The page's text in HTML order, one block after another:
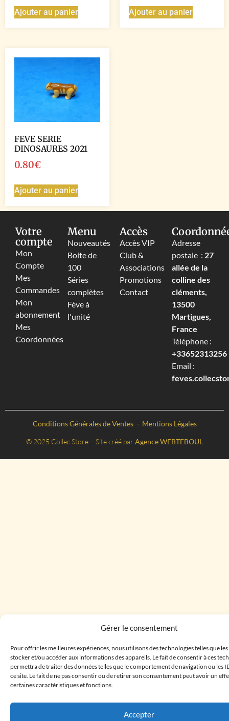
Gérer le consentement
Pour offrir les meilleures expériences, nous utilisons des technologies telles que
stocker et/ou accéder aux informations des appareils. Le fait de consentir à ces
permettra de traiter des données telles que le comportement de navigation ou les
ce site. Le fait de ne pas consentir ou de retirer son consentement peut avoir un
certaines caractéristiques et fonctions.
Accepter
Ajouter au panier Ajouter au panier
FEVE SERIE
DINOSAURES 2021
0.80€
Ajouter au panier
Votre
compte
Mon
Compte
Mes
Commandes
Mon
abonnement
Mes
Coordonnées
Menu
Nouveautés
Boite de
100
Séries
complètes
Fève à
l'unité
Accès
Accès VIP
Club &
Associations
Promotions
Contact
Adresse
postale : 27
allée de la
colline des
cléments,
13500
Martigues,
France
Téléphone :
+33652313256‬
Email :
Conditions Générales de Ventes – Mentions Légales
© 2025 Collec Store – Site créé par Agence WEBTEBOUL